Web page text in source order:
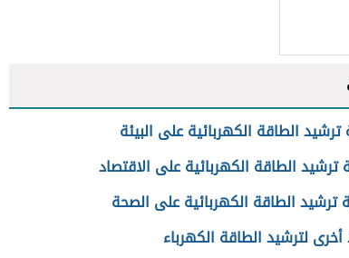
الطاقة الكهربائية على البيئة
ترشيد الطاقة الكهربائية على الاقتصاد
ترشيد الطاقة الكهربائية على الصحة
أخرى لترشيد الطاقة الكهرباء